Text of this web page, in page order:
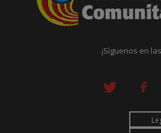
¡Síguenos en